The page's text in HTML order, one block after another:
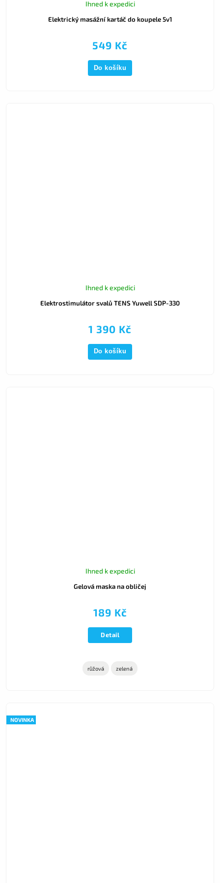
Elektrický masážní kartáč do koupele 5v1
Ihned k expedici
549 Kč
Do košíku
Elektrostimulátor svalů TENS Yuwell SDP-330
Ihned k expedici
1 390 Kč
Do košíku
Gelová maska na obličej
Ihned k expedici
189 Kč
Detail
růžová zelená
NOVINKA